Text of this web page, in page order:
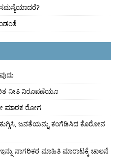
ಸಮಸ್ಯೆಯಾದರೆ?
ನೀತಿ ನಿರೂಪಣೆಯೂ
ಮಾರಕ ರೋಗ
ಜನತೆಯನ್ನು ಕಂಗೆಡಿಸಿದ ಕೊರೋನ
ನಾಗರಿಕರ ಮಾಹಿತಿ ಮಾರಾಟಕ್ಕೆ ಚಾಲನೆ